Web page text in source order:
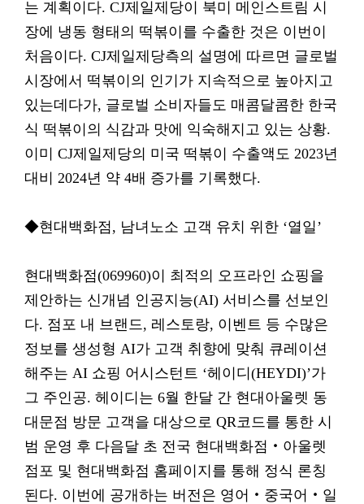
는 계획이다. CJ제일제당이 북미 메인스트림 시
장에 냉동 형태의 떡볶이를 수출한 것은 이번이
처음이다. CJ제일제당측의 설명에 따르면 글로벌
시장에서 떡볶이의 인기가 지속적으로 높아지고
있는데다가, 글로벌 소비자들도 매콤달콤한 한국
식 떡볶이의 식감과 맛에 익숙해지고 있는 상황.
이미 CJ제일제당의 미국 떡볶이 수출액도 2023년
대비 2024년 약 4배 증가를 기록했다.
◆현대백화점, 남녀노소 고객 유치 위한 ‘열일’
현대백화점(069960)이 최적의 오프라인 쇼핑을
제안하는 신개념 인공지능(AI) 서비스를 선보인
다. 점포 내 브랜드, 레스토랑, 이벤트 등 수많은
정보를 생성형 AI가 고객 취향에 맞춰 큐레이션
해주는 AI 쇼핑 어시스턴트 ‘헤이디(HEYDI)’가
그 주인공. 헤이디는 6월 한달 간 현대아울렛 동
대문점 방문 고객을 대상으로 QR코드를 통한 시
범 운영 후 다음달 초 전국 현대백화점‧아울렛
점포 및 현대백화점 홈페이지를 통해 정식 론칭
된다. 이번에 공개하는 버전은 영어‧중국어‧일